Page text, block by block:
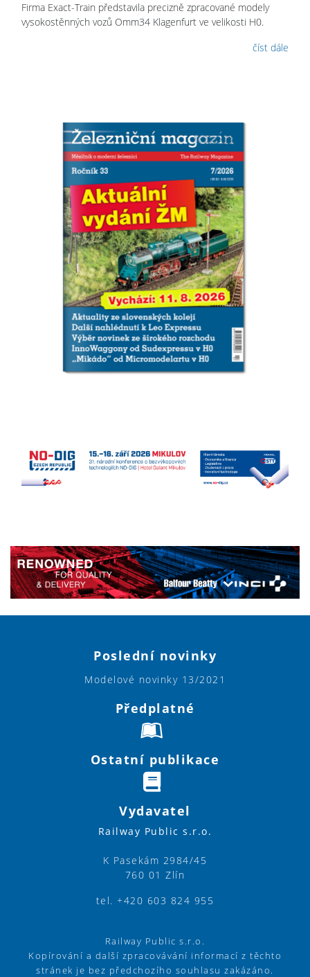
Firma Exact-Train představila precizně zpracované modely
vysokostěnných vozů Omm34 Klagenfurt ve velikosti H0.
číst dále
Poslední novinky
Modelové novinky 13/2021
Předplatné
Ostatní publikace
Vydavatel
Railway Public s.r.o.
K Pasekám 2984/45
760 01 Zlín
tel. +420 603 824 955
Railway Public s.r.o.
Kopírování a další zpracovávání informací z těchto
stránek je bez předchozího souhlasu zakázáno.